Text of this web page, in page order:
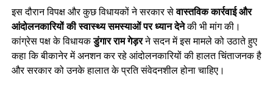
इस दौरान विपक्ष और कुछ विधायकों ने सरकार सेवास्तविक कार्रवाई और
आंदोलनकारियों की स्वास्थ्य समस्याओं पर ध्यान देनेकी भी मांग की।
कांग्रेस पक्ष के विधायकडुंगार राम गेड़रने सदन में इस मामले को उठाते हुए
कहा कि बीकानेर में अनशन कर रहे आंदोलनकारियों की हालत चिंताजनक है
और सरकार को उनके हालात के प्रति संवेदनशील होना चाहिए।